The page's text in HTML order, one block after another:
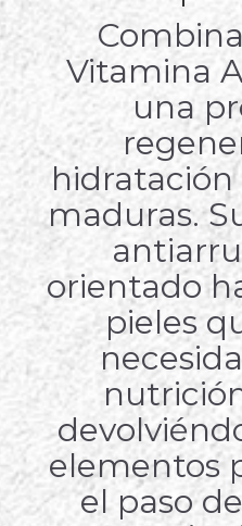
Vitamina
una
hidratación
maduras.
orientado
pieles
elementos
el paso